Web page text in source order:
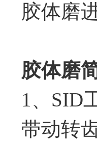
胶体磨
胶体磨
1、SID
带动转